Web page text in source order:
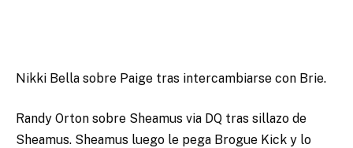
Nikki Bella sobre Paige tras intercambiarse con Brie.
Randy Orton sobre Sheamus via DQ tras sillazo de
Sheamus. Sheamus luego le pega Brogue Kick y lo